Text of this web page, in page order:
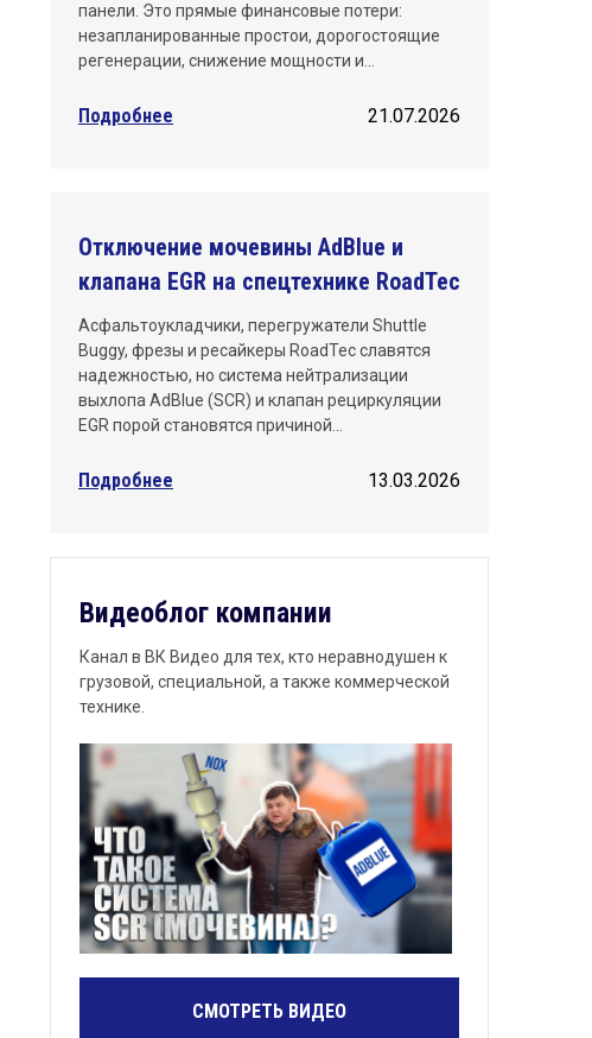
панели. Это прямые финансовые потери:
незапланированные простои, дорогостоящие
регенерации, снижение мощности и…
21.07.2026
Подробнее
Отключение мочевины AdBlue и
клапана EGR на спецтехнике RoadTec
Асфальтоукладчики, перегружатели Shuttle
Buggy, фрезы и ресайкеры RoadTec славятся
надежностью, но система нейтрализации
выхлопа AdBlue (SCR) и клапан рециркуляции
EGR порой становятся причиной…
13.03.2026
Подробнее
Видеоблог компании
Канал в ВК Видео для тех, кто неравнодушен к
грузовой, специальной, а также коммерческой
технике.
СМОТРЕТЬ ВИДЕО